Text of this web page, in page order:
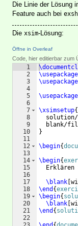
Die Linie der Lösung
Feature auch bei
Die xsim-Lösung:
Öffne in Overleaf
Code, hier editierbar zum
1
2
3
4
5
6
7
8
9
10
11
12
13
14
15
16
17
18
19
20
21
22
\usepackage
\usepackage
\usepackage
\xsimsetup{
blank/
}
\begin{
\begin{
Erklären
\blank
\end {
\begin{
\blank
\end {